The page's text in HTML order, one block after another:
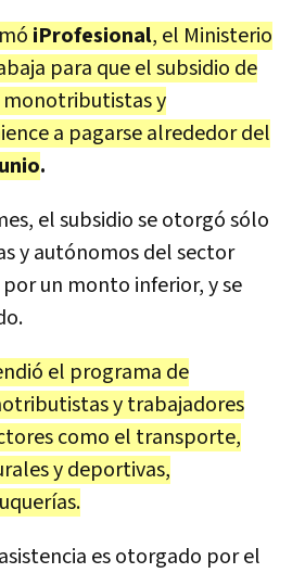
iProfesional, el Ministerio
para que el subsidio de
monotributistas y
a pagarse alrededor del
.
el subsidio se otorgó sólo
y autónomos del sector
un monto inferior, y se
el programa de
y trabajadores
como el transporte,
y deportivas,
es otorgado por el